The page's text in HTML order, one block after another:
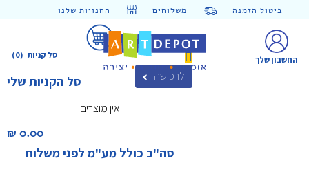
ביטול הזמנה משלוחים החנויות שלנו
(0) סל קניות
סל הקניות שלי לרכישה
אין מוצרים
0.00 ₪‎
סה"כ כולל מע"מ לפני משלוח
החשבון שלך